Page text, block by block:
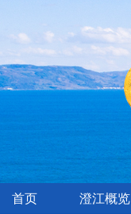
首页 澄江概览